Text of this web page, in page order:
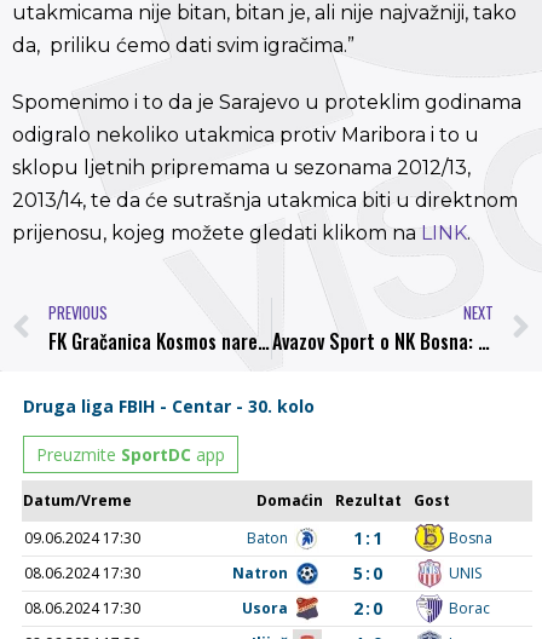
utakmicama nije bitan, bitan je, ali nije najvažniji, tako
da, priliku ćemo dati svim igračima.”
Spomenimo i to da je Sarajevo u proteklim godinama
odigralo nekoliko utakmica protiv Maribora i to u
sklopu ljetnih pripremama u sezonama 2012/13,
2013/14, te da će sutrašnja utakmica biti u direktnom
prijenosu, kojeg možete gledati klikom naLINK.
PREVIOUS
FK Gračanica Kosmos narednog vikenda počinje sa pripremama za nastavak sezone
NEXT
Avazov Sport o NK Bosna: Ihtijarević, Laletović i prijatelji izvode visočki fudbal iz mraka